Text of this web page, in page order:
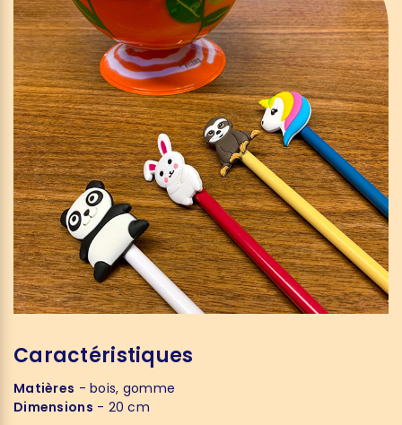
Caractéristiques
Matières - bois, gomme
Dimensions - 20 cm